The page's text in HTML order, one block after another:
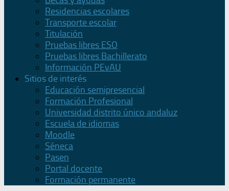
Residencias escolares
Transporte escolar
Titulación
Pruebas libres ESO
Pruebas libres Bachillerato
Información PEvAU
Sitios de interés
Educación semipresencial
Formación Profesional
Universidad distrito único andaluz
Escuela de idiomas
Moodle
Séneca
Pasen
Portal docente
Formación permanente